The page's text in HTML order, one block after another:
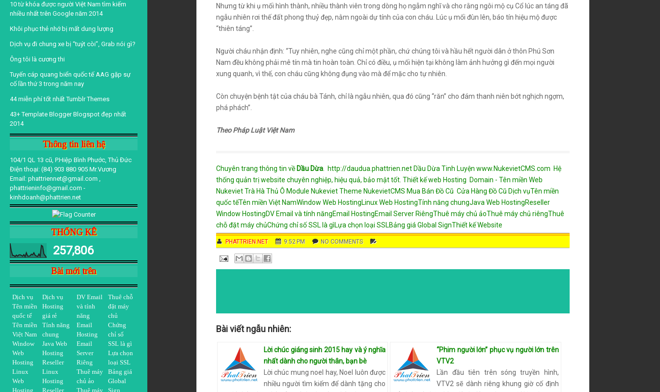
10 từ khóa được người Việt Nam tìm kiếm
nhiều nhất trên Google năm 2014
Khôi phục thẻ nhớ bị mất dung lượng
Dịch vụ đi chung xe bị “tuýt còi”, Grab nói gì?
Ông tôi là cương thi
Tuyến cáp quang biển quốc tế AAG gặp sự
cố lần thứ 3 trong năm nay
44 miễn phí tốt nhất Tumblr Themes
43+ Template Blogger Blogspot đẹp nhất
2014
Thông tin liên hệ
104/1 QL 13 cũ, P.Hiệp Bình Phước, Thủ Đức
Điện thoại: (84) 903 880 905 Mr.Vương
Email: phattriennet@gmail.com ,
phattrieninfo@gmail.com -
kinhdoanh@phattrien.net
THỐNG KÊ
257,806
Bài mới trên
Dịch vụ
Tên miền
quốc tế
Tên miền
Việt Nam
Window
Web
Hosting
Linux
Web
Hosting
Dịch vụ
Hosting
giá rẻ
Tính năng
chung
Java Web
Hosting
Reseller
Linux
Hosting
Reseller
DV Email
và tính
năng
Email
Hosting
Email
Server
Riêng
Thuê máy
chủ ảo
Thuê máy
Thuê chỗ
đặt máy
chủ
Chứng
chỉ số
SSL là gì
Lựa chọn
loại SSL
Bảng giá
Global
Sign
Nhưng từ khi ụ mối hình thành, nhiều thành viên trong dòng họ ngẫm nghĩ và cho rằng ngôi mộ cụ Cổ lúc an táng đã
ngẫu nhiên rơi thế đất phong thuỷ đẹp, nằm ngoài dự tính của con cháu. Lúc ụ mối đùn lên, báo tín hiệu mộ được
“thiên táng”.
Người cháu nhận định: “Tuy nhiên, nghe cũng chỉ một phần, chứ chúng tôi và hầu hết người dân ở thôn Phú Sơn
Nam đều không phải mê tín mà tin hoàn toàn. Chỉ có điều, ụ mối hiện tại không làm ảnh hưởng gì đến mọi người
xung quanh, vì thế, con cháu cũng không đụng vào mà để mặc cho tự nhiên.
Còn chuyện bệnh tật của cháu bà Tánh, chỉ là ngẫu nhiên, qua đó cũng “răn” cho đám thanh niên bớt nghịch ngợm,
phá phách”.
Theo Pháp Luật Việt Nam
Chuyên trang thông tin về Dầu Dừa http://daudua.phattrien.net Dầu Dừa Tinh Luyện www.NukevietCMS.com Hệ
thống quản trị website chuyên nghiệp, hiệu quả, bảo mật tốt. Thiết kế web Hosting Domain - Tên miền Web
NukevietTrà Hà Thủ Ô Module NukevietTheme NukevietCMS Mua Bán Đồ Cũ Cửa Hàng Đồ Cũ Dịch vụTên miền
quốc tếTên miền Việt NamWindow Web HostingLinux Web HostingTính năng chungJava Web HostingReseller
Window HostingDV Email và tính năngEmail HostingEmail Server RiêngThuê máy chủ ảoThuê máy chủ riêngThuê
chỗ đặt máy chủChứng chỉ số SSL là gìLựa chọn loại SSLBảng giá Global SignThiết kế Website
AUTHOR
PHATTRIEN.NET DATE
9:52 PM COMMENTS
NO COMMENTS
E
Bài viết ngẫu nhiên:
Lời chúc giáng sinh 2015 hay và ý nghĩa
nhất dành cho người thân, bạn bè
Lời chúc mung noel hay, Noel luôn được
nhiều người tìm kiếm để dành tặng cho
“Phim người lớn” phục vụ người lớn trên
VTV2
Lần đầu tiên trên sóng truyền hình,
VTV2 sẽ dành riêng khung giờ cố định